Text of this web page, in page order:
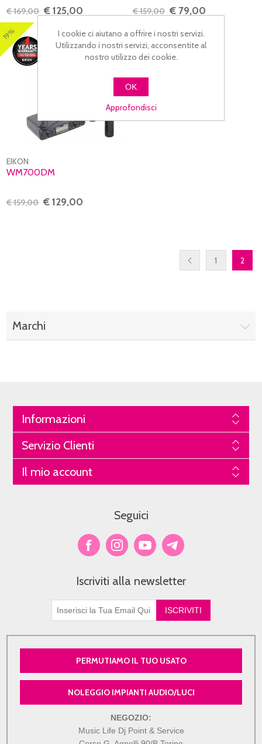
€ 169,00 € 125,00 € 159,00 € 79,00
19%
EIKON
WM700DM
€ 159,00 € 129,00
1 2
Marchi
Informazioni
Servizio Clienti
Il mio account
Seguici
Iscriviti alla newsletter
PERMUTIAMO IL TUO USATO
NOLEGGIO IMPIANTI AUDIO/LUCI
NEGOZIO:
Music Life Dj Point & Service
I cookie ci aiutano a offrire i nostri servizi.
Utilizzando i nostri servizi, acconsentite al
nostro utilizzo dei cookie.
OK
Approfondisci